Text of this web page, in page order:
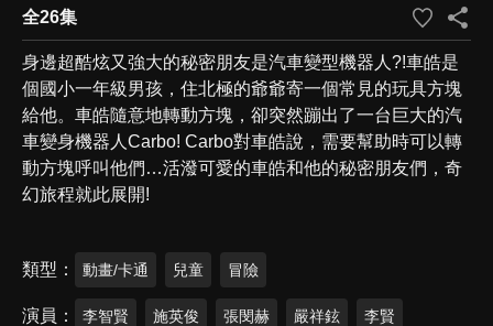
全26集
身邊超酷炫又強大的秘密朋友是汽車變型機器人?!車皓是
個國小一年級男孩，住北極的爺爺寄一個常見的玩具方塊
給他。車皓隨意地轉動方塊，卻突然蹦出了一台巨大的汽
車變身機器人Carbo! Carbo對車皓說，需要幫助時可以轉
動方塊呼叫他們…活潑可愛的車皓和他的秘密朋友們，奇
幻旅程就此展開!
類型 動畫/卡通 兒童 冒險
演員 李智賢 施英俊 張閔赫 嚴祥鉉 李賢